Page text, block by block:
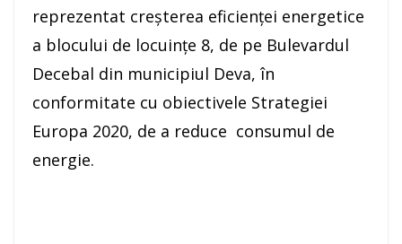
reprezentat creșterea eficienței energetice
a blocului de locuințe 8, de pe Bulevardul
Decebal din municipiul Deva, în
conformitate cu obiectivele Strategiei
Europa 2020, de a reduce consumul de
energie.